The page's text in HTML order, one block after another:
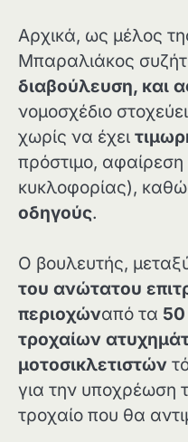
Αρχικά, ως μέλος
Μπαραλιάκος
διαβούλευση, και
νομοσχέδιο
χωρίς να έχει
πρόστιμο,
κυκλοφορίας),
οδηγούς.
Ο βουλευτής,
του ανώτατου
περιοχώναπό τα
τροχαίων
μοτοσικλετιστών
για την υποχρέωση
τροχαίο που θα